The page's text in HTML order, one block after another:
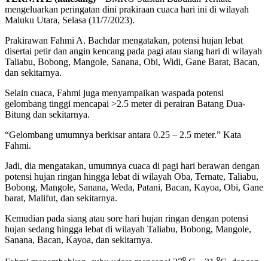
mengeluarkan peringatan dini prakiraan cuaca hari ini di wilayah
Maluku Utara, Selasa (11/7/2023).
Prakirawan Fahmi A. Bachdar mengatakan, potensi hujan lebat
disertai petir dan angin kencang pada pagi atau siang hari di wilayah
Taliabu, Bobong, Mangole, Sanana, Obi, Widi, Gane Barat, Bacan,
dan sekitarnya.
Selain cuaca, Fahmi juga menyampaikan waspada potensi
gelombang tinggi mencapai >2.5 meter di perairan Batang Dua-
Bitung dan sekitarnya.
“Gelombang umumnya berkisar antara 0.25 – 2.5 meter.” Kata
Fahmi.
Jadi, dia mengatakan, umumnya cuaca di pagi hari berawan dengan
potensi hujan ringan hingga lebat di wilayah Oba, Ternate, Taliabu,
Bobong, Mangole, Sanana, Weda, Patani, Bacan, Kayoa, Obi, Gane
barat, Malifut, dan sekitarnya.
Kemudian pada siang atau sore hari hujan ringan dengan potensi
hujan sedang hingga lebat di wilayah Taliabu, Bobong, Mangole,
Sanana, Bacan, Kayoa, dan sekitarnya.